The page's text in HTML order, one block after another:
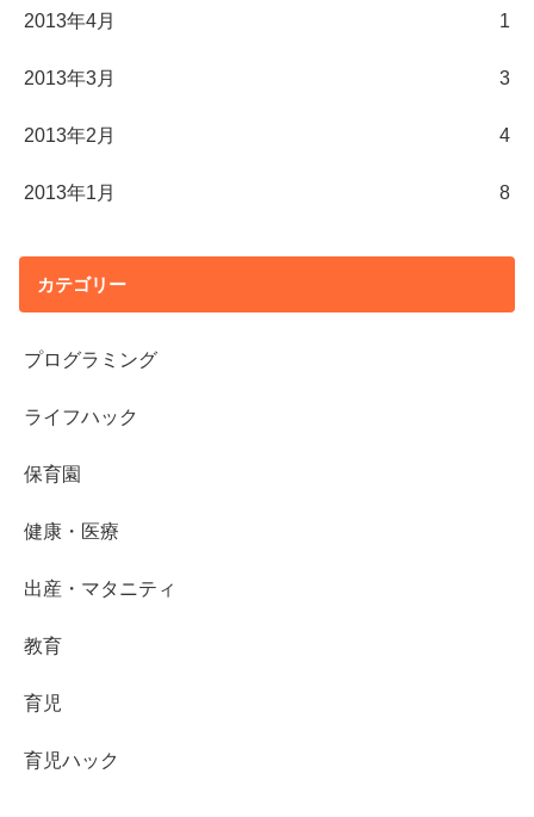
2013年4月 1
2013年3月 3
2013年2月 4
2013年1月 8
カテゴリー
プログラミング
ライフハック
保育園
健康・医療
出産・マタニティ
教育
育児
育児ハック